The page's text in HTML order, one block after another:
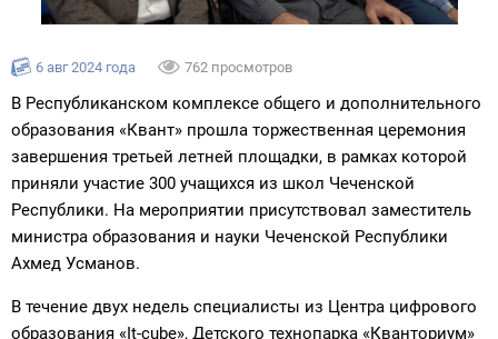
6 авг 2024 года 762 просмотров
В Республиканском комплексе общего и дополнительного
образования «Квант» прошла торжественная церемония
завершения третьей летней площадки, в рамках которой
приняли участие 300 учащихся из школ Чеченской
Республики. На мероприятии присутствовал заместитель
министра образования и науки Чеченской Республики
Ахмед Усманов.
В течение двух недель специалисты из Центра цифрового
образования «It-cube», Детского технопарка «Кванториум»